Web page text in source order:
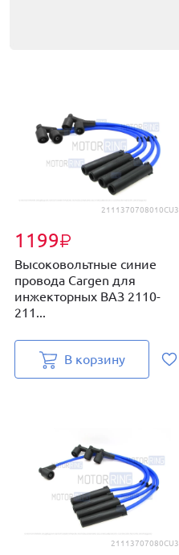
2111370708010CU3
1199₽
Высоковольтные синие
провода Cargen для
инжекторных ВАЗ 2110-
211...
В корзину
21113707080CU3